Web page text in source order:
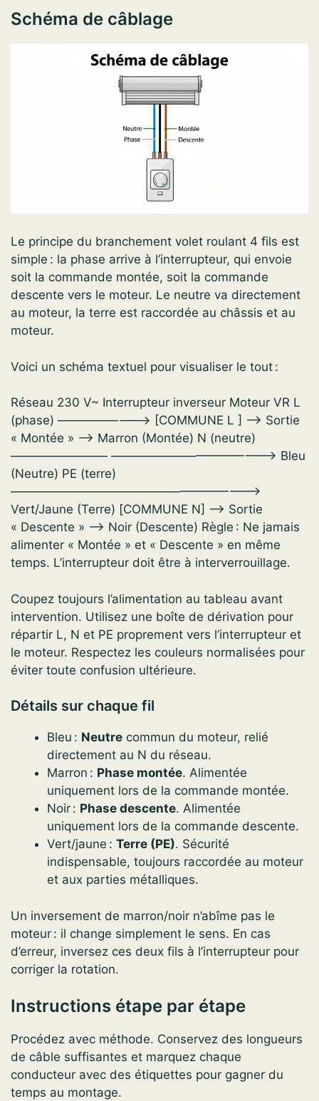
Schéma de câblage
Le principe du branchement volet roulant 4 fils est
simple : la phase arrive à l’interrupteur, qui envoie
soit la commande montée, soit la commande
descente vers le moteur. Le neutre va directement
au moteur, la terre est raccordée au châssis et au
moteur.
Voici un schéma textuel pour visualiser le tout :
Réseau 230 V~ Interrupteur inverseur Moteur VR L
(phase) ———————–> [COMMUNE L ] —–> Sortie
« Montée » —–> Marron (Montée) N (neutre)
———————— —————————————–> Bleu
(Neutre) PE (terre)
—————————————————————>
Vert/Jaune (Terre) [COMMUNE N] —–> Sortie
« Descente » —> Noir (Descente) Règle : Ne jamais
alimenter « Montée » et « Descente » en même
temps. L’interrupteur doit être à interverrouillage.
Coupez toujours l’alimentation au tableau avant
intervention. Utilisez une boîte de dérivation pour
répartir L, N et PE proprement vers l’interrupteur et
le moteur. Respectez les couleurs normalisées pour
éviter toute confusion ultérieure.
Détails sur chaque fil
Bleu : Neutre commun du moteur, relié
directement au N du réseau.
Marron : Phase montée. Alimentée
uniquement lors de la commande montée.
Noir : Phase descente. Alimentée
uniquement lors de la commande descente.
Vert/jaune : Terre (PE). Sécurité
indispensable, toujours raccordée au moteur
et aux parties métalliques.
Un inversement de marron/noir n’abîme pas le
moteur : il change simplement le sens. En cas
d’erreur, inversez ces deux fils à l’interrupteur pour
corriger la rotation.
Instructions étape par étape
Procédez avec méthode. Conservez des longueurs
de câble suffisantes et marquez chaque
conducteur avec des étiquettes pour gagner du
temps au montage.